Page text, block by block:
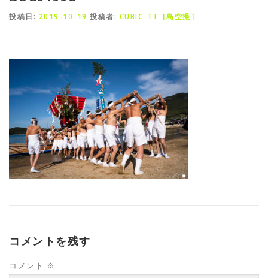
投稿日: 2019-10-19 投稿者: CUBIC-TT［島空撮］
コメントを残す
コメント ※